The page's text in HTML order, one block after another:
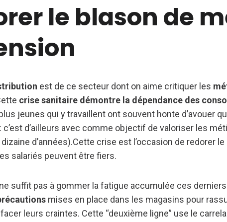
le blason de
est de ce secteur dont on aime critiquer les
crise sanitaire démontre la dépendance des
jeunes qui y travaillent ont souvent honte d’avouer
d’ailleurs avec comme objectif de valoriser les
dizaine d’années).Cette crise est l’occasion de redorer
salariés peuvent être fiers.
suffit pas à gommer la fatigue accumulée ces
mises en place dans les magasins pour
leurs craintes. Cette “deuxième ligne” use le